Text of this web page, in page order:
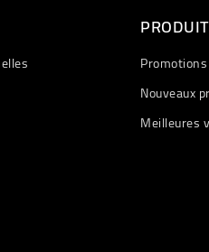
Promotions
Nouveaux
Meilleures